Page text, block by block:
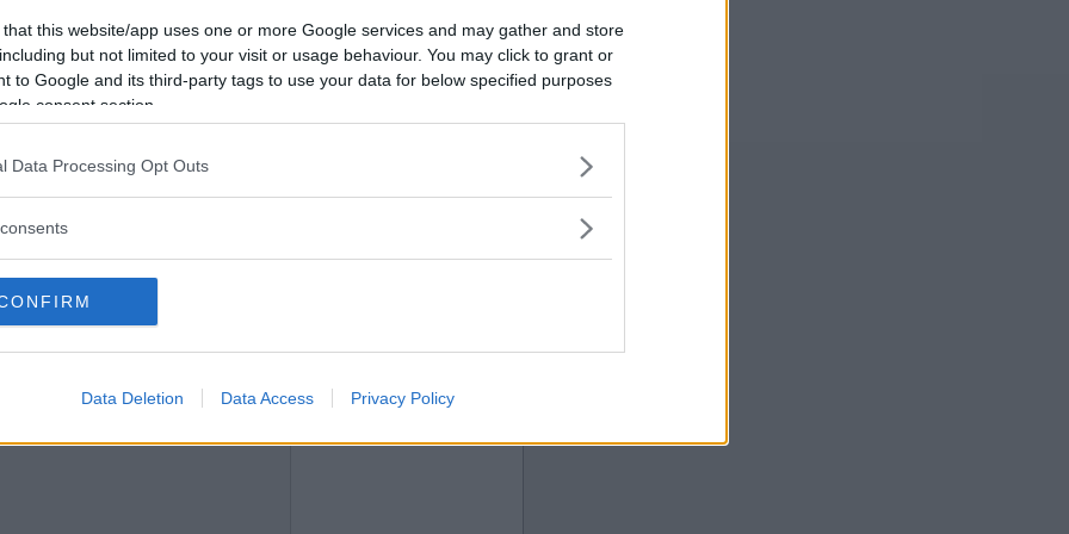
that this website/app uses one or more Google services and may gather and store
but not limited to your visit or usage behaviour. You may click to grant or
to Google and its third-party tags to use your data for below specified purposes
consent section.
Data Processing Opt Outs
Data Deletion Data Access Privacy Policy
2018-02-09 12:43
Vill du bli
medlem?